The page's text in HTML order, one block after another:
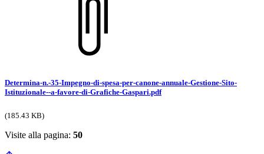
Determina-n.-35-Impegno-di-spesa-per-canone-annuale-Gestione-Sito-
Istituzionale--a-favore-di-Grafiche-Gaspari.pdf
(185.43 KB)
Visite alla pagina: 50